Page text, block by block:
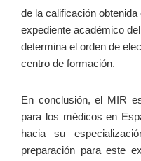
de la calificación
⁢expediente académico
determina el orden de
centro ⁤de formación.
En conclusión, el MIR⁢
para los médicos en
hacia su
preparación para este